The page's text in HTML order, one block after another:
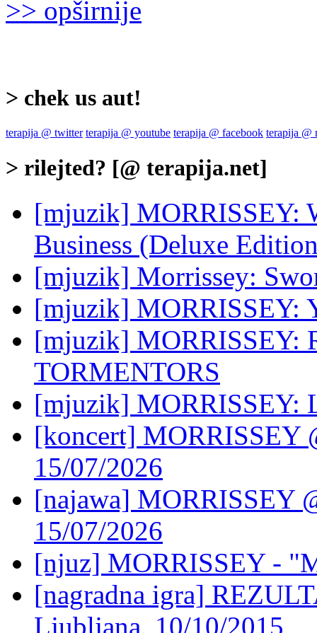
>> opširnije
> chek us aut!
terapija @ twitter terapija @ youtube terapija @ facebook terapija @
> rilejted? [@ terapija.net]
[mjuzik] MORRISSEY:
Business (Deluxe
[mjuzik] Morrissey:
[mjuzik] MORRISSEY:
[mjuzik] MORRISSEY:
TORMENTORS
[mjuzik] MORRISSEY:
[koncert] MORRISSEY
15/07/2026
[najawa] MORRISSEY
15/07/2026
[njuz] MORRISSEY -
[nagradna igra]
Ljubljana, 10/10/2015